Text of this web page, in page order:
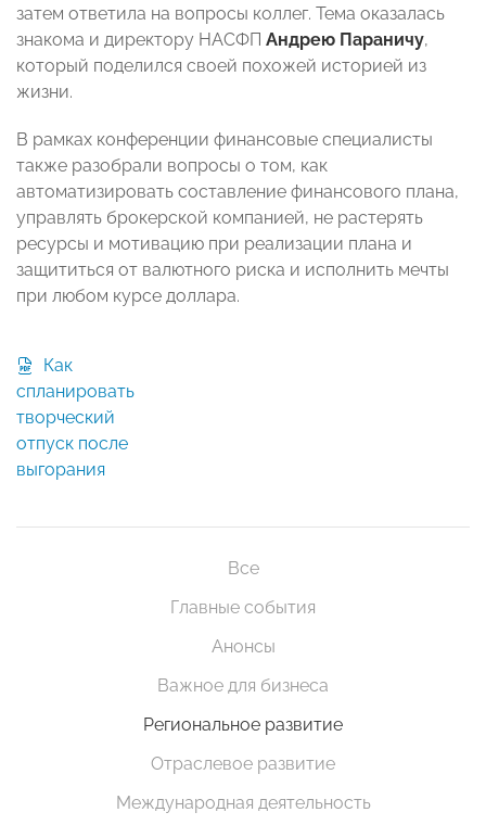
затем ответила на вопросы коллег. Тема оказалась
знакома и директору НАСФП Андрею Параничу,
который поделился своей похожей историей из
жизни.
В рамках конференции финансовые специалисты
также разобрали вопросы о том, как
автоматизировать составление финансового плана,
управлять брокерской компанией, не растерять
ресурсы и мотивацию при реализации плана и
защититься от валютного риска и исполнить мечты
при любом курсе доллара.
спланировать
творческий
отпуск после
выгорания
Все
Главные события
Анонсы
Важное для бизнеса
Региональное развитие
Отраслевое развитие
Международная деятельность